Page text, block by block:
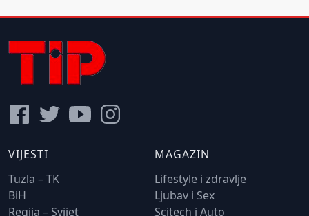
VIJESTI
Tuzla – TK
BiH
Regija – Svijet
MAGAZIN
Lifestyle i zdravlje
Ljubav i Sex
Scitech i Auto